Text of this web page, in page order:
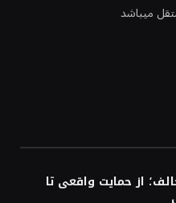
میباشد
از حمایت واقعی تا